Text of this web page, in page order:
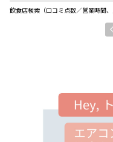
飲食店検索（口コミ点数／営業時間、